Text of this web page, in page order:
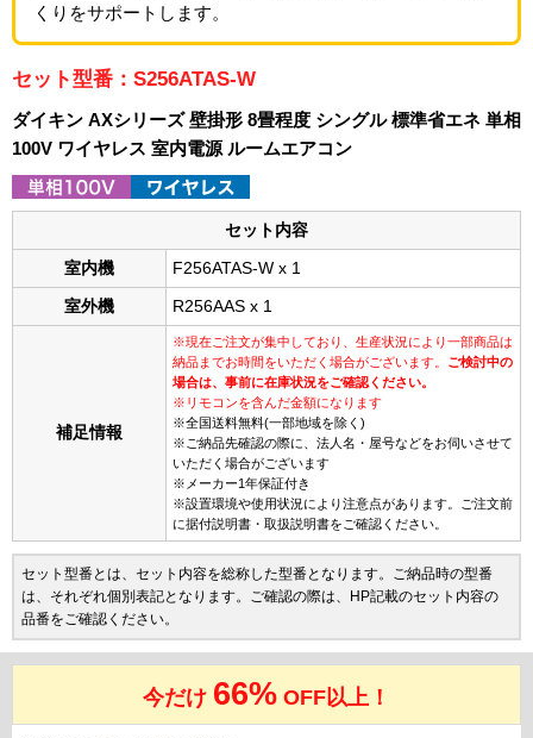
くりをサポートします。
セット型番：S256ATAS-W
ダイキン AXシリーズ 壁掛形 8畳程度 シングル 標準省エネ 単相
100V ワイヤレス 室内電源 ルームエアコン
セット内容
室内機 F256ATAS-W x 1
室外機 R256AAS x 1
補足情報
※現在ご注文が集中しており、生産状況により一部商品は
納品までお時間をいただく場合がございます。 ご検討中の
場合は、事前に在庫状況をご確認ください。
※リモコンを含んだ金額になります
※全国送料無料(一部地域を除く)
※ご納品先確認の際に、法人名・屋号などをお伺いさせて
いただく場合がございます
※メーカー1年保証付き
※設置環境や使用状況により注意点があります。ご注文前
に据付説明書・取扱説明書をご確認ください。
セット型番とは、セット内容を総称した型番となります。ご納品時の型番
は、それぞれ個別表記となります。ご確認の際は、HP記載のセット内容の
品番をご確認ください。
今だけ 66% OFF以上！